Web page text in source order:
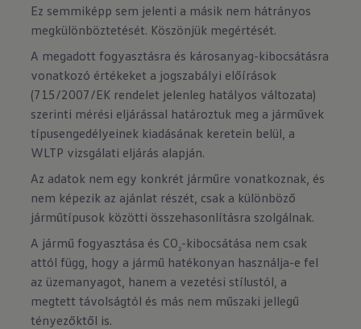
Ez semmiképp sem jelenti a másik nem hátrányos
megkülönböztetését. Köszönjük megértését.
A megadott fogyasztásra és károsanyag-kibocsátásra
vonatkozó értékeket a jogszabályi előírások
(715/2007/EK rendelet jelenleg hatályos változata)
szerinti mérési eljárással határoztuk meg a járművek
típusengedélyeinek kiadásának keretein belül, a
WLTP vizsgálati eljárás alapján.
Az adatok nem egy konkrét járműre vonatkoznak, és
nem képezik az ajánlat részét, csak a különböző
járműtípusok közötti összehasonlításra szolgálnak.
A jármű fogyasztása és CO 2-kibocsátása nem csak
attól függ, hogy a jármű hatékonyan használja-e fel
az üzemanyagot, hanem a vezetési stílustól, a
megtett távolságtól és más nem műszaki jellegű
tényezőktől is.